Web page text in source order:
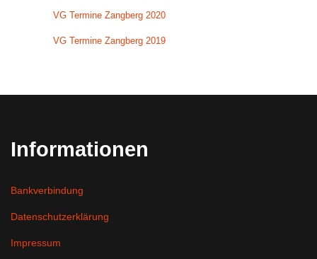
VG Termine Zangberg 2020
VG Termine Zangberg 2019
Informationen
Bankverbindung
Datenschutzerklärung
Impressum